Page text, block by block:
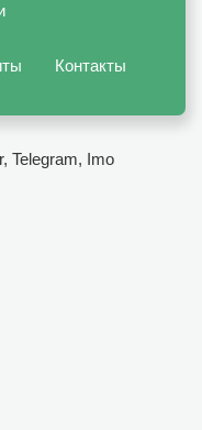
Контакты
Telegram, Imo